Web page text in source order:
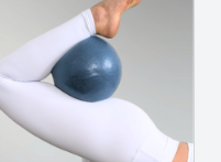
sur zoom pour
autres membres.